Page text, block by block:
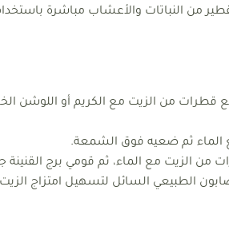
من النباتات والأعشاب مباشرة باستخدام
قطرات من الزيت مع الكريم أو اللوشن
ثم ضعيه فوق الشمعة.
الزيت مع الماء، ثم قومي برج القنينة
الطبيعي السائل لتسهيل امتزاج الزيت